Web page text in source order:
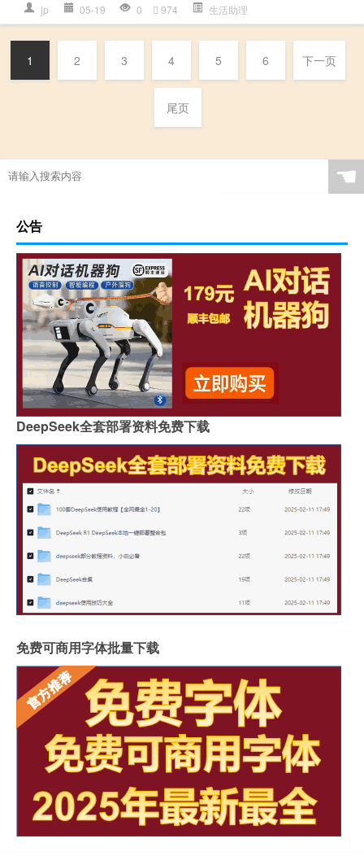
jp 05-19 0 974 生活助理
1 2 3 4 5 6 下一页
尾页
☚
公告
DeepSeek全套部署资料免费下载
免费可商用字体批量下载